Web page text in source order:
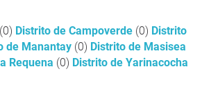
(0) Distrito de Campoverde (0) Distrito
de Manantay (0) Distrito de Masisea
Requena (0) Distrito de Yarinacocha